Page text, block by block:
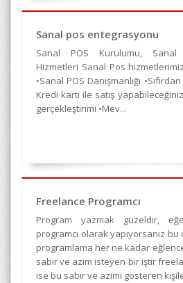
Sanal pos entegrasyonu
Sanal POS Kurulumu, Sanal
Hizmetleri Sanal Pos
•Sanal POS Danışmanlığı
Kredi kartı ile satış
gerçekleştirimi •Mev...
Freelance Programcı
Program yazmak güzeldir,
programcı olarak yapıyorsanız
programlama her ne kadar
sabır ve azim isteyen bir iştir
ise bu sabır ve azimi gösteren